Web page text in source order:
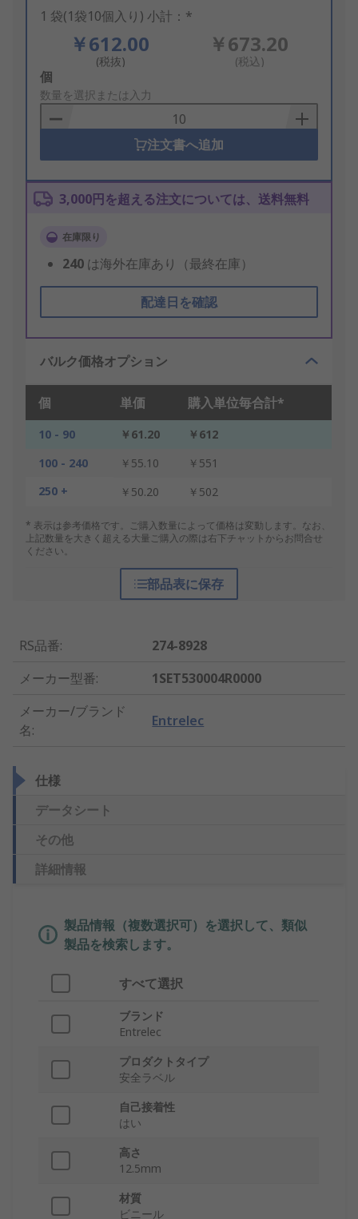
1 袋(1袋10個入り) 小計：*
￥612.00
(税抜)
￥673.20
(税込)
Add
to
Basket
個
数量を選択または入力
注文書へ追加
3,000円を超える注文については、送料無料
在庫限り
240 は海外在庫あり（最終在庫）
配達日を確認
バルク価格オプション
個 単価 購入単位毎合計*
10 - 90 ￥61.20
￥612
100 - 240
￥55.10
￥551
250 +
￥50.20 ￥502
* 表示は参考価格です。ご購入数量によって価格は変動します。なお、
上記数量を大きく超える大量ご購入の際は右下チャットからお問合せ
ください。
部品表に保存
RS品番:
274-8928
メーカー型番:
1SET530004R0000
メーカー/ブランド
名:
Entrelec
仕様
データシート
その他
詳細情報
製品情報（複数選択可）を選択して、類似
製品を検索します。
すべて選択
ブランド
Entrelec
プロダクトタイプ
安全ラベル
自己接着性
はい
高さ
12.5mm
材質
ビニール